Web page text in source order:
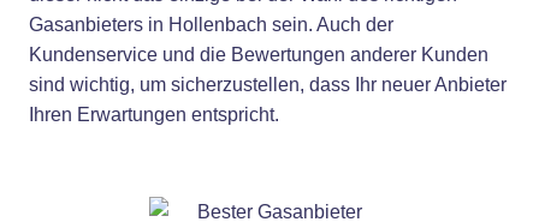
Gasanbieters in Hollenbach sein. Auch der
Kundenservice und die Bewertungen anderer Kunden
sind wichtig, um sicherzustellen, dass Ihr neuer Anbieter
Ihren Erwartungen entspricht.